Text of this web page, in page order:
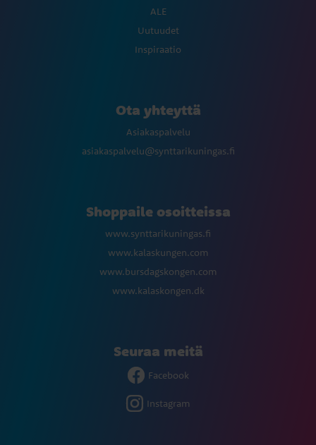
ALE
Uutuudet
Inspiraatio
Ota yhteyttä
Asiakaspalvelu
asiakaspalvelu@synttarikuningas.fi
Shoppaile osoitteissa
www.synttarikuningas.fi
www.kalaskungen.com
www.bursdagskongen.com
www.kalaskongen.dk
Seuraa meitä
Facebook
Instagram